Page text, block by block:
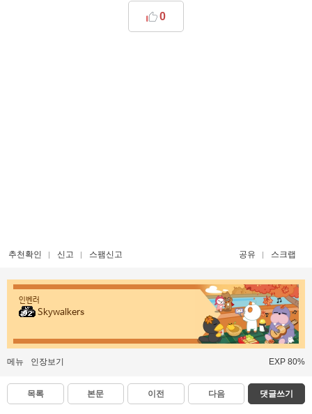
0
추천확인 신고 스팸신고 공유 스크랩
인벤러
Skywalkers
메뉴 인장보기 EXP 80%
목록 본문 이전 다음 댓글쓰기